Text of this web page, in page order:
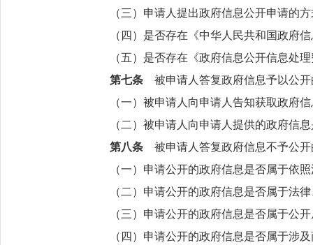
（三）申请人提出政府信息公开申请的
（四）是否存在《中华人民共和国政府
（五）是否存在《政府信息公开信息处
第七条 被申请人答复政府信息予以公
（一）被申请人向申请人告知获取政府
（二）被申请人向申请人提供的政府信
第八条 被申请人答复政府信息不予公
（一）申请公开的政府信息是否属于依
（二）申请公开的政府信息是否属于法
（三）申请公开的政府信息是否属于公
（四）申请公开的政府信息是否属于涉